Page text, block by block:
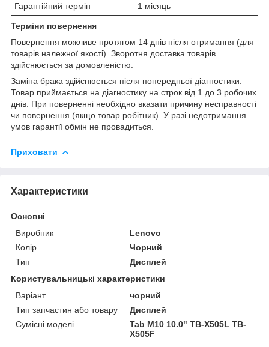
Гарантійний термін
1 місяць
Терміни повернення
Повернення можливе протягом 14 днів після отримання (для
товарів належної якості). Зворотня доставка товарів
здійснюється за домовленістю.
Заміна брака здійснюється після попередньої діагностики.
Товар приймається на діагностику на строк від 1 до 3 робочих
днів. При поверненні необхідно вказати причину несправності
чи повернення (якщо товар робітник). У разі недотримання
умов гарантії обмін не провадиться.
Приховати
Характеристики
Основні
Виробник
Lenovo
Колір
Чорний
Тип
Дисплей
Користувальницькі характеристики
Варіант
чорний
Тип запчастин або товару
Дисплей
Сумісні моделі
Tab M10 10.0" TB-X505L TB-
X505F